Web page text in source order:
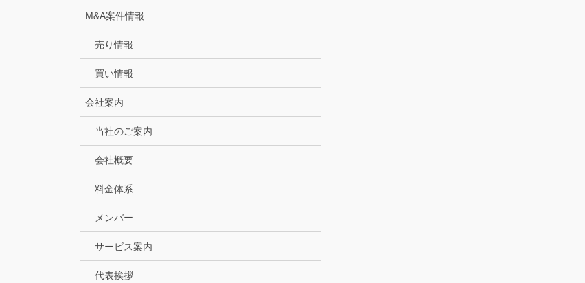
M&A案件情報
売り情報
買い情報
会社案内
当社のご案内
会社概要
料金体系
メンバー
サービス案内
代表挨拶